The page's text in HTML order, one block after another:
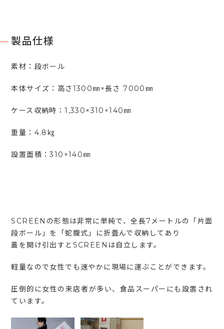
製品仕様
素材：段ボール
本体サイズ：高さ1300㎜×長さ 7000㎜
ケース収納時：1,330×310×140㎜
重量：4.8㎏
設置面積：310×140㎜
SCREENの形態は非常に単純で、全長7メートルの「片面
段ボール」を「蛇腹式」に折畳んで収納してあり
蓋を開け引出すとSCREENは自立します。
軽量なので女性でも速やかに現場に運ぶことができます。
圧倒的に女性の来店者が多い、食品スーパーにも設置され
ています。